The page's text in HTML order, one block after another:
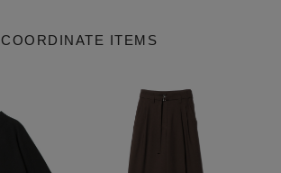
COORDINATE ITEMS